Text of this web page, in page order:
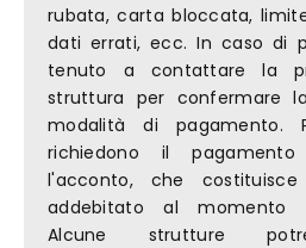
rubata, carta bloccata,
dati errati, ecc. In caso di
tenuto a contattare la
struttura per confermare
modalità di
richiedono il
l'acconto, che
addebitato al momento
Alcune strutture